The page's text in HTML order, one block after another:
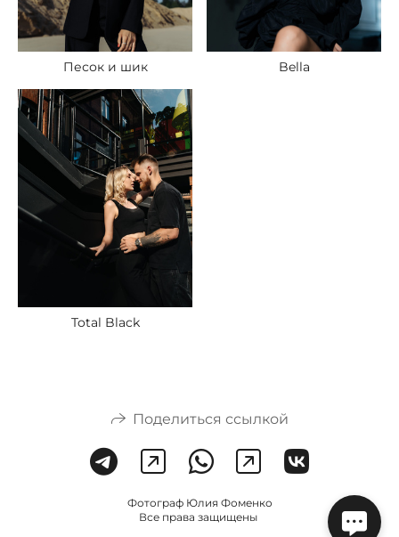
Песок и шик Bella
Total Black
Поделиться ссылкой
Фотограф Юлия Фоменко
Все права защищены